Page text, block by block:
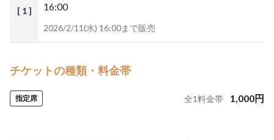
[ 1 ]
16:00
2026/2/11(水) 16:00まで販売
チケットの種類・料金帯
指定席 全1料金帯 1,000円